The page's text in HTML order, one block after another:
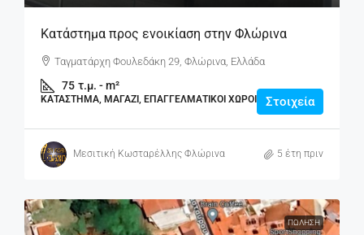
Κατάστημα προς ενοικίαση στην Φλώρινα
Ταγματάρχη Φουλεδάκη 29, Φλώρινα, Ελλάδα
75 τ.μ. - m²
ΚΑΤΆΣΤΗΜΑ, ΜΑΓΑΖΊ, ΕΠΑΓΓΕΛΜΑΤΙΚΟΊ ΧΏΡΟΙ Στοιχεία
Μεσιτική Κωσταρέλλης Φλώρινα 5 έτη πριν
ΠΏΛΗΣΗ